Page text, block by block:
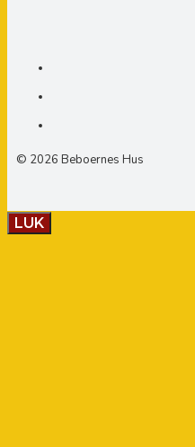
© 2026 Beboernes Hus
LUK